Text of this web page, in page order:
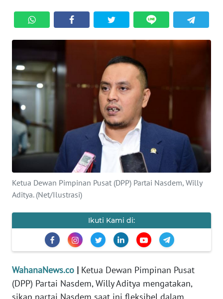
Ketua Dewan Pimpinan Pusat (DPP) Partai Nasdem, Willy
Aditya. (Net/Ilustrasi)
Ikuti Kami di:
WahanaNews.co | Ketua Dewan Pimpinan Pusat
(DPP) Partai Nasdem, Willy Aditya mengatakan,
KRIMINAL
SAINS-TEKNO
KESEHATAN
INTERNASIONAL
PENDIDIKAN
OPINI
EDITORIAL